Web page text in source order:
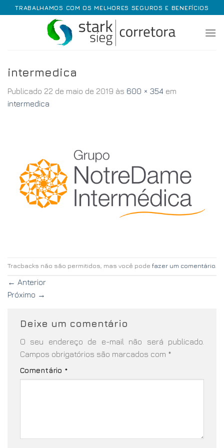
TRABALHAMOS COM OS MELHORES SEGUROS E BENEFÍCIOS
intermedica
Publicado 22 de maio de 2019 às 600 × 354 em
intermedica
Tracbacks não são permitidos, mas você pode fazer um comentário.
← Anterior
Próximo →
Deixe um comentário
O seu endereço de e-mail não será publicado.
Campos obrigatórios são marcados com *
Comentário *